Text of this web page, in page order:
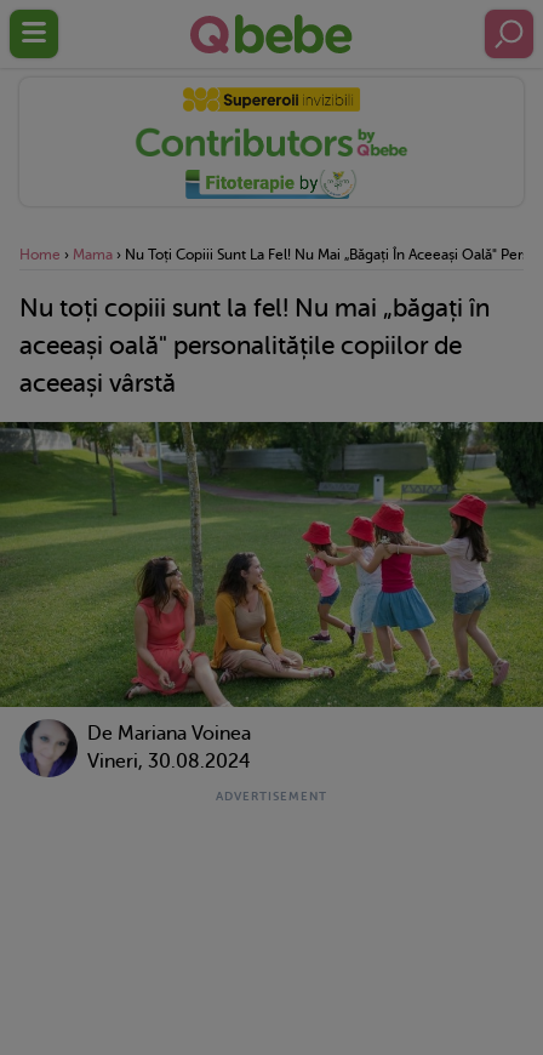
Home › Mama › Nu Toți Copiii Sunt La Fel! Nu Mai „băgați În Aceeași Oală"
Nu toți copiii sunt la fel! Nu mai „băgați în
aceeași oală" personalitățile copiilor de
aceeași vârstă
De Mariana Voinea
Vineri, 30.08.2024